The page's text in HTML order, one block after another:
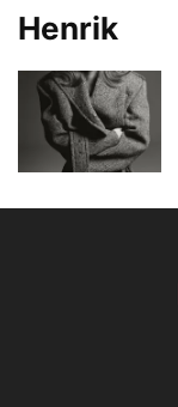
Henrik